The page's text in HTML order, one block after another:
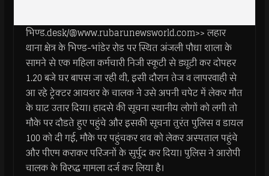
भिण्ड.desk/@www.rubarunewsworld.com>> लहार
थाना क्षेत्र के भिण्ड-भांडेर रोड पर स्थित अंजली पौधा शाला के
सामने से एक महिला कर्मचारी निजी स्कूटी से ड्यूटी कर दोपहर
1.20 बजे घर बापस जा रही थी, इसी दौरान तेज व लापरवाही से
आ रहे ट्रेक्टर आयशर के चालक ने उसे अपनी चपेट में लेकर मौत
के घाट उतार दिया। हादसे की सूचना स्थानीय लोगों को लगी तो
मौके पर दौडते हुए पहुंचे और इसकी सूचना तुरंत पुलिस व डायल
100 को दी गई, मौके पर पहुंचकर शव को लेकर अस्पताल पहुंचे
और पीएम कराकर परिजनों के सुर्पुद कर दिया। पुलिस ने आरोपी
चालक के विरुद्ध मामला दर्ज कर लिया है।